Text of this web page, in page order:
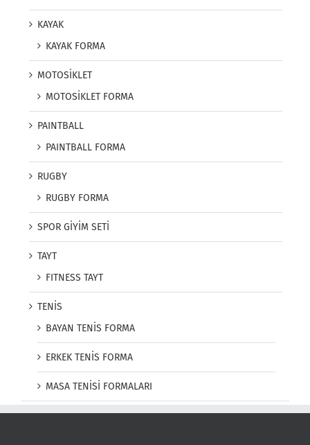
KAYAK
KAYAK FORMA
MOTOSİKLET
MOTOSİKLET FORMA
PAINTBALL
PAINTBALL FORMA
RUGBY
RUGBY FORMA
SPOR GİYİM SETİ
TAYT
FITNESS TAYT
TENİS
BAYAN TENİS FORMA
ERKEK TENİS FORMA
MASA TENİSİ FORMALARI